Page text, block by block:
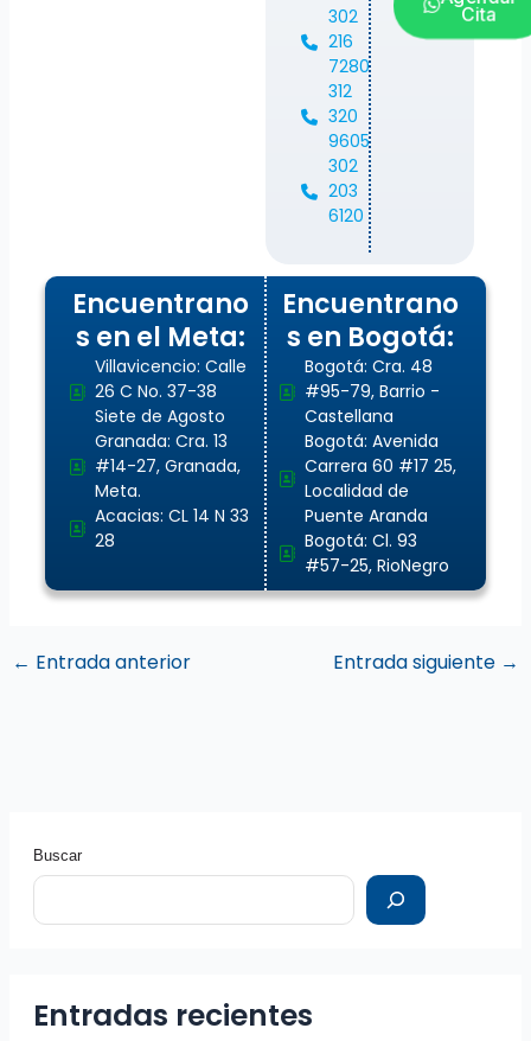
302
216
7280
312
320
9605
302
203
6120
Cita
Encuentrano
s en el Meta:
Villavicencio: Calle
26 C No. 37-38
Siete de Agosto
Granada: Cra. 13
#14-27, Granada,
Meta.
Acacias: CL 14 N 33
28
Encuentrano
s en Bogotá:
Bogotá: Cra. 48
#95-79, Barrio -
Castellana
Bogotá: Avenida
Carrera 60 #17 25,
Localidad de
Puente Aranda
Bogotá: Cl. 93
#57-25, RioNegro
← Entrada anterior Entrada siguiente →
Buscar
Entradas recientes